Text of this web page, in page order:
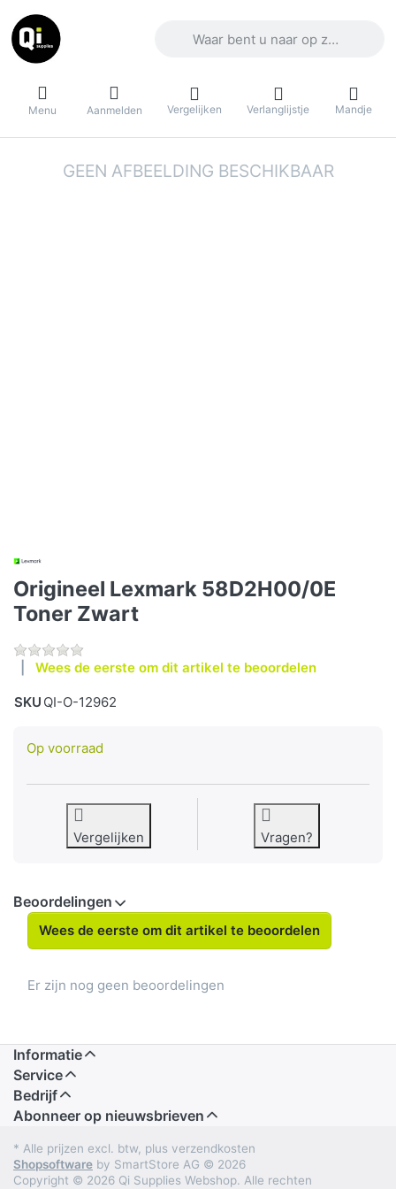
Menu Aanmelden Vergelijken Verlanglijstje Mandje
Origineel Lexmark 58D2H00/0E
Toner Zwart
Wees de eerste om dit artikel te beoordelen
SKU QI-O-12962
Op voorraad
Vergelijken Vragen?
Beoordelingen
Wees de eerste om dit artikel te beoordelen
Er zijn nog geen beoordelingen
Informatie
Service
Bedrijf
Abonneer op nieuwsbrieven
* Alle prijzen excl. btw, plus verzendkosten
Shopsoftware by SmartStore AG © 2026
Copyright © 2026 Qi Supplies Webshop. Alle rechten